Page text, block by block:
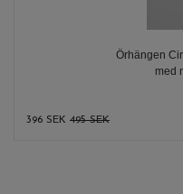
Örhängen
med
396 SEK 495 SEK